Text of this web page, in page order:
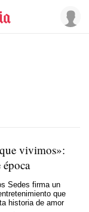
vivimos»:
Sedes firma un
que
historia de amor